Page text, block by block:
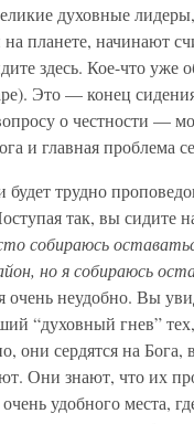
духовные
планете, начинают
здесь. Кое-что уже
Это — конец
о честности —
и главная проблема
трудно
так, вы сидите
собираюсь
но я собираюсь
очень неудобно. Вы
“духовный гнев” тех,
они сердятся на Бога,
Они знают, что их
удобного места,